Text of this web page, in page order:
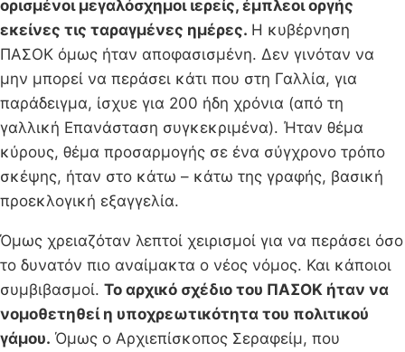
ορισμένοι μεγαλόσχημοι ιερείς, έμπλεοι οργής
εκείνες τις ταραγμένες ημέρες. Η κυβέρνηση
ΠΑΣΟΚ όμως ήταν αποφασισμένη. Δεν γινόταν να
μην μπορεί να περάσει κάτι που στη Γαλλία, για
παράδειγμα, ίσχυε για 200 ήδη χρόνια (από τη
γαλλική Επανάσταση συγκεκριμένα). Ήταν θέμα
κύρους, θέμα προσαρμογής σε ένα σύγχρονο τρόπο
σκέψης, ήταν στο κάτω – κάτω της γραφής, βασική
προεκλογική εξαγγελία.
Όμως χρειαζόταν λεπτοί χειρισμοί για να περάσει όσο
το δυνατόν πιο αναίμακτα ο νέος νόμος. Και κάποιοι
συμβιβασμοί. Το αρχικό σχέδιο του ΠΑΣΟΚ ήταν να
νομοθετηθεί η υποχρεωτικότητα του πολιτικού
γάμου. Όμως ο Αρχιεπίσκοπος Σεραφείμ, που